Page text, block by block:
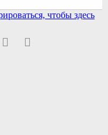
чтобы здесь
Электронная почта